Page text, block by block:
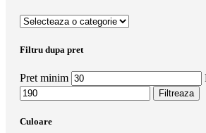
Filtru dupa pret
Pret minim
Filtreaza
Culoare